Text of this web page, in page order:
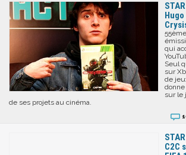
qui
Seul
sur
de
sur le
de ses projets au cinéma.
C2C